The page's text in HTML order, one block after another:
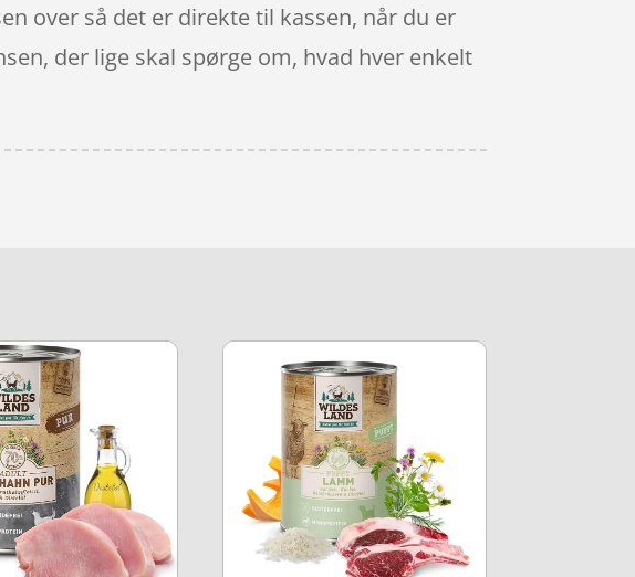
over så det er direkte til kassen, når du er
der lige skal spørge om, hvad hver enkelt